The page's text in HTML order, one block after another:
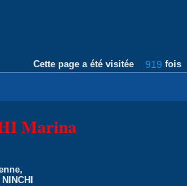
Cette page a été visitée 919 fois
Marina